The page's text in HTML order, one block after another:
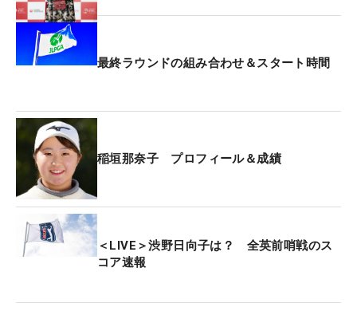
「いろいろと考えてしまって…。優勝してからは予
選通過を目標にしていました。なんか守りに入った
というか、『優勝したんだから、予選は通らないと
初優勝者の多くが経験する“あるある”だが、これに
稲垣も縛られた。「下手なプレーは見せられない」
「予選は通って当たり前」…。本来の思い切りの良
さはなくなり、笑顔も消えた。「これじゃダメ。気
にしているのは自分だけ。初心に帰ろう」と、奮起
して臨んだこの福岡大会でV字回復。「もう、ほと
最終ラウンドの組み合わせ＆スタート時間
稲垣那奈子 プロフィール＆成績
＜LIVE＞渋野日向子は？ 全英前哨戦のス
コア速報